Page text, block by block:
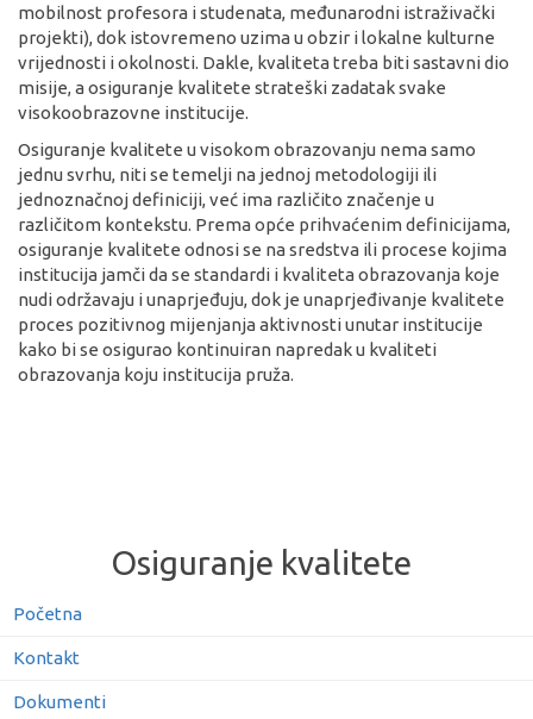
mobilnost profesora i studenata, međunarodni istraživački
projekti), dok istovremeno uzima u obzir i lokalne kulturne
vrijednosti i okolnosti. Dakle, kvaliteta treba biti sastavni dio
misije, a osiguranje kvalitete strateški zadatak svake
visokoobrazovne institucije.
Osiguranje kvalitete u visokom obrazovanju nema samo
jednu svrhu, niti se temelji na jednoj metodologiji ili
jednoznačnoj definiciji, već ima različito značenje u
različitom kontekstu. Prema opće prihvaćenim definicijama,
osiguranje kvalitete odnosi se na sredstva ili procese kojima
institucija jamči da se standardi i kvaliteta obrazovanja koje
nudi održavaju i unaprjeđuju, dok je unaprjeđivanje kvalitete
proces pozitivnog mijenjanja aktivnosti unutar institucije
kako bi se osigurao kontinuiran napredak u kvaliteti
obrazovanja koju institucija pruža.
Osiguranje kvalitete
Početna
Kontakt
Dokumenti